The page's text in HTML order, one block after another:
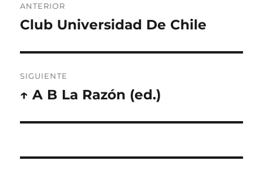
de
ANTERIOR
Entrada
Club Universidad De Chile
SIGUIENTE
Entrada
↑ A B La Razón (ed.)